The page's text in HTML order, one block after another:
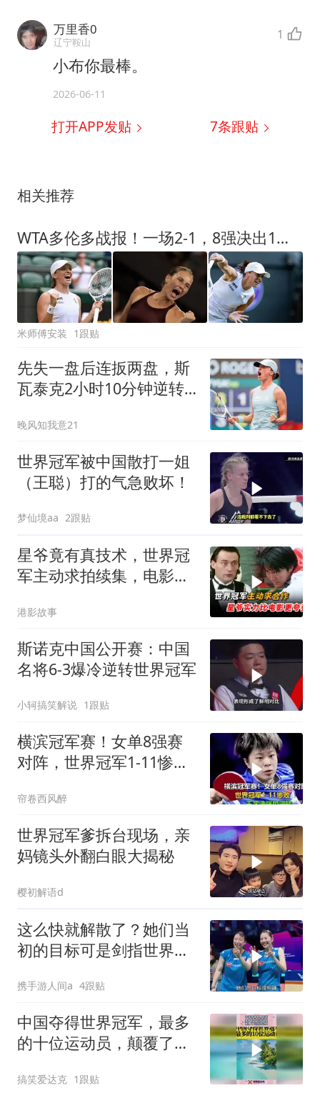
万里香0
辽宁鞍山 1
小布你最棒。
2026-06-11
打开APP发贴 7条跟贴
相关推荐
WTA多伦多战报！一场2-1，8强决出1席，斯瓦泰克逆转科斯秋克晋级
米师傅安装 1跟贴
先失一盘后连扳两盘，斯
瓦泰克2小时10分钟逆转
晚风知我意21
世界冠军被中国散打一姐
（王聪）打的气急败坏！
梦仙境aa 2跟贴
星爷竟有真技术，世界冠
军主动求拍续集，电影里
港影故事
斯诺克中国公开赛：中国
名将6-3爆冷逆转世界冠军
小轲搞笑解说 1跟贴
横滨冠军赛！女单8强赛
对阵，世界冠军1-11惨
帘卷西风醉
世界冠军爹拆台现场，亲
妈镜头外翻白眼大揭秘
樱初解语d
这么快就解散了？她们当
初的目标可是剑指世界第
携手游人间a 4跟贴
中国夺得世界冠军，最多
的十位运动员，颠覆了以
搞笑爱达克 1跟贴